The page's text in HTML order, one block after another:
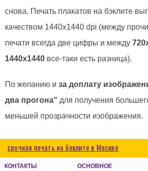
снова. Печать плакатов на бэклите
качеством 1440х1440 dpi (между
печати всегда две цифры и между
1440х1440 все-таки есть разница).
По желанию и за доплату
два прогона" для получения
меньшей прозрачности изображения.
срочная печать на бэклите в Москве
КОНТАКТЫ
ОСНОВНОЕ